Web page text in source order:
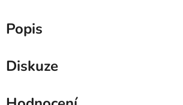
Popis
Diskuze